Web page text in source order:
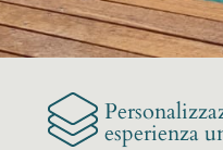
esperienza